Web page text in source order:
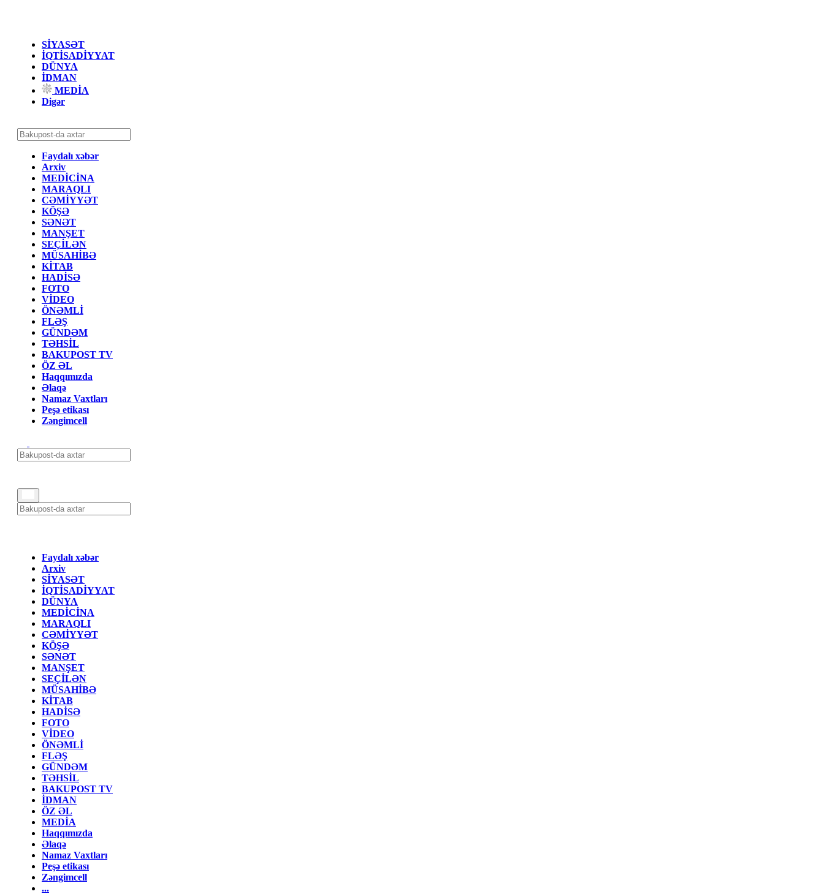
SİYASƏT
İQTİSADİYYAT
DÜNYA
İDMAN
MEDİA
Digər
Faydalı xəbər
Arxiv
MEDİCİNA
MARAQLI
CƏMİYYƏT
KÖŞƏ
SƏNƏT
MANŞET
SEÇİLƏN
MÜSAHİBƏ
KİTAB
HADİSƏ
FOTO
VİDEO
ÖNƏMLİ
FLƏŞ
GÜNDƏM
TƏHSİL
BAKUPOST TV
ÖZ ƏL
Haqqımızda
Əlaqə
Namaz Vaxtları
Peşə etikası
Zəngimcell
Faydalı xəbər
Arxiv
SİYASƏT
İQTİSADİYYAT
DÜNYA
MEDİCİNA
MARAQLI
CƏMİYYƏT
KÖŞƏ
SƏNƏT
MANŞET
SEÇİLƏN
MÜSAHİBƏ
KİTAB
HADİSƏ
FOTO
VİDEO
ÖNƏMLİ
FLƏŞ
GÜNDƏM
TƏHSİL
BAKUPOST TV
İDMAN
ÖZ ƏL
MEDİA
Haqqımızda
Əlaqə
Namaz Vaxtları
Peşə etikası
Zəngimcell
...